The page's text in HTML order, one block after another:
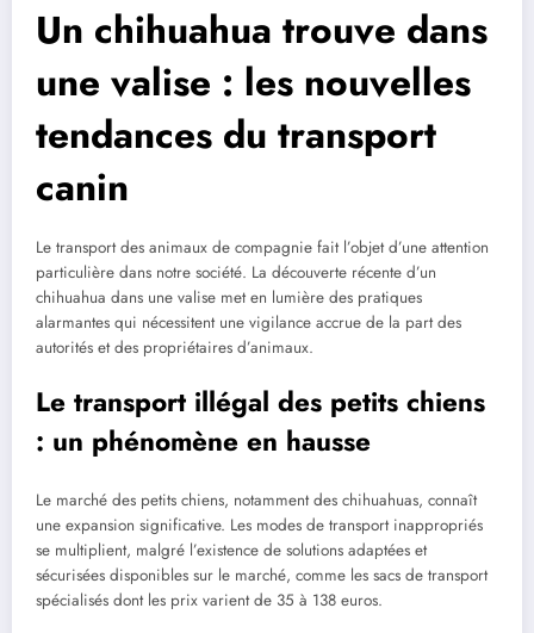
Un chihuahua trouve dans
une valise : les nouvelles
tendances du transport
canin
Le transport des animaux de compagnie fait l’objet d’une attention
particulière dans notre société. La découverte récente d’un
chihuahua dans une valise met en lumière des pratiques
alarmantes qui nécessitent une vigilance accrue de la part des
autorités et des propriétaires d’animaux.
Le transport illégal des petits chiens
: un phénomène en hausse
Le marché des petits chiens, notamment des chihuahuas, connaît
une expansion significative. Les modes de transport inappropriés
se multiplient, malgré l’existence de solutions adaptées et
sécurisées disponibles sur le marché, comme les sacs de transport
spécialisés dont les prix varient de 35 à 138 euros.